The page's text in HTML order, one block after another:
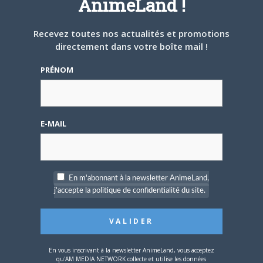
4 JUILLET 2026
demandé de suivre au
originel.»
AnimeLand !
Recevez toutes nos actualités et promotions
directement dans votre boîte mail !
PRÉNOM
E-MAIL
En m'abonnant à la newsletter AnimeLand,
j'accepte la politique de confidentialité du site.
En vous inscrivant à la newsletter AnimeLand, vous acceptez
qu'AM MEDIA NETWORK collecte et utilise les données